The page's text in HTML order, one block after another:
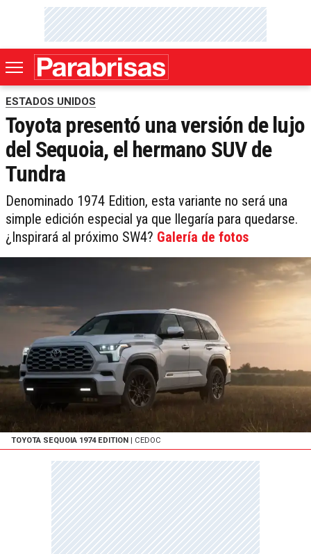
ESTADOS UNIDOS
Toyota presentó una versión de lujo
del Sequoia, el hermano SUV de
Tundra
Denominado 1974 Edition, esta variante no será una
simple edición especial ya que llegaría para quedarse.
¿Inspirará al próximo SW4? Galería de fotos
TOYOTA SEQUOIA 1974 EDITION | CEDOC